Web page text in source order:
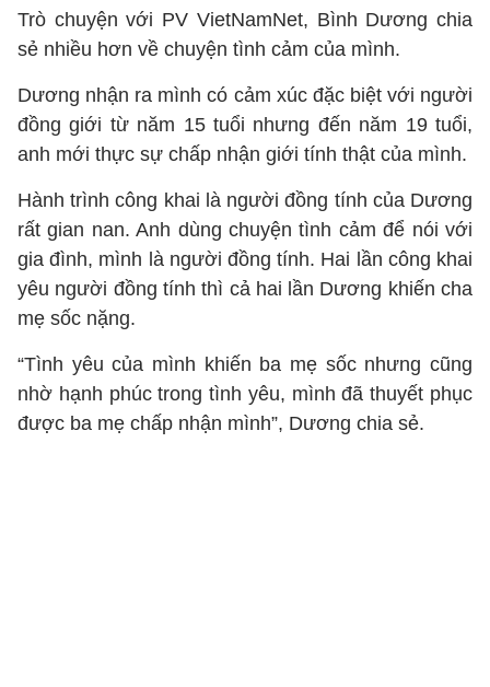
Trò chuyện với PV VietNamNet, Bình Dương chia
sẻ nhiều hơn về chuyện tình cảm của mình.
Dương nhận ra mình có cảm xúc đặc biệt với người
đồng giới từ năm 15 tuổi nhưng đến năm 19 tuổi,
anh mới thực sự chấp nhận giới tính thật của mình.
Hành trình công khai là người đồng tính của Dương
rất gian nan. Anh dùng chuyện tình cảm để nói với
gia đình, mình là người đồng tính. Hai lần công khai
yêu người đồng tính thì cả hai lần Dương khiến cha
mẹ sốc nặng.
“Tình yêu của mình khiến ba mẹ sốc nhưng cũng
nhờ hạnh phúc trong tình yêu, mình đã thuyết phục
được ba mẹ chấp nhận mình”, Dương chia sẻ.